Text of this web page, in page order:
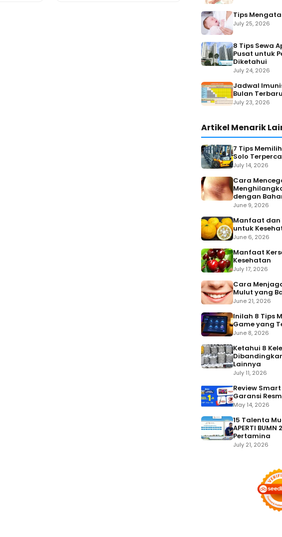
Tips
July 25, 2026
8 Tips Sewa
Pusat untuk
Diketahui
July 24, 2026
Jadwal
Bulan Terbaru
July 23, 2026
Artikel Menarik
7 Tips
Solo
July 14, 2026
Cara
dengan
June 9, 2026
Manfaat dan
untuk
June 6, 2026
Manfaat
Kesehatan
July 17, 2026
Cara
Mulut yang
June 21, 2026
Inilah 8 Tips
Game yang
June 8, 2026
Ketahui 8
Lainnya
July 11, 2026
Review
Garansi
May 14, 2026
15 Talenta
APERTI
Pertamina
July 21, 2026